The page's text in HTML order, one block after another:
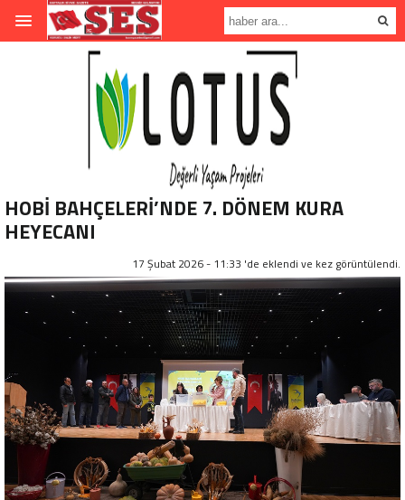
HOBİ BAHÇELERİ’NDE 7. DÖNEM KURA
HEYECANI
17 Şubat 2026 - 11:33 'de eklendi ve kez görüntülendi.